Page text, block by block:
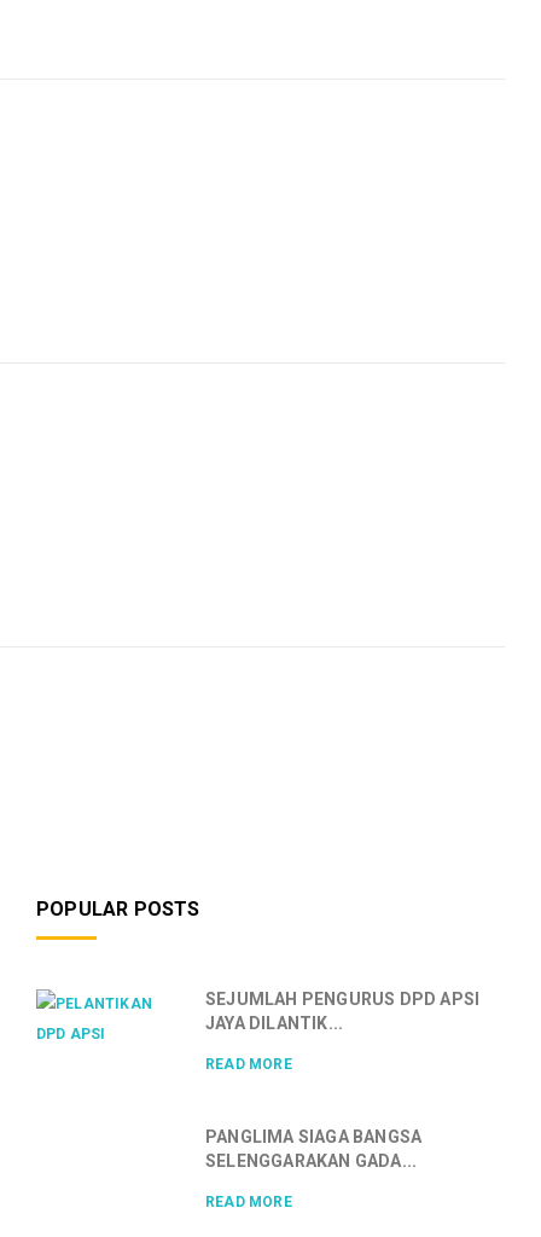
POPULAR POSTS
SEJUMLAH PENGURUS DPD APSI
JAYA DILANTIK...
READ MORE
PANGLIMA SIAGA BANGSA
SELENGGARAKAN GADA...
READ MORE